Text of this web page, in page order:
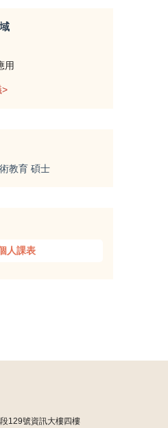
用
>
教育 碩士
人課表
129號資訊大樓四樓